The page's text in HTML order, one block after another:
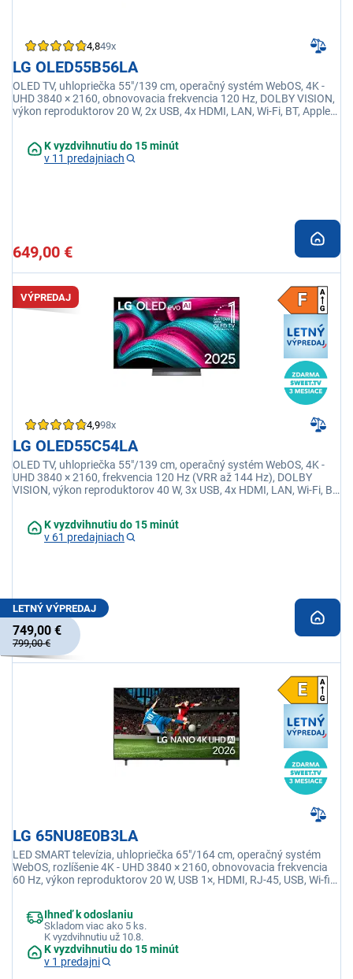
4,849x
LG OLED55B56LA
OLED TV, uhlopriečka 55"/139 cm, operačný systém WebOS, 4K -
UHD 3840 × 2160, obnovovacia frekvencia 120 Hz, DOLBY VISION,
výkon reproduktorov 20 W, 2x USB, 4x HDMI, LAN, Wi-Fi, BT, Apple
K vyzdvihnutiu do 15 minút
v 11 predajniach
649,00 €
VÝPREDAJ
4,998x
LG OLED55C54LA
OLED TV, uhlopriečka 55"/139 cm, operačný systém WebOS, 4K -
UHD 3840 × 2160, frekvencia 120 Hz (VRR až 144 Hz), DOLBY
VISION, výkon reproduktorov 40 W, 3x USB, 4x HDMI, LAN, Wi-Fi, BT,
K vyzdvihnutiu do 15 minút
v 61 predajniach
LETNÝ VÝPREDAJ
749,00 €
799,00 €
LG 65NU8E0B3LA
LED SMART televízia, uhlopriečka 65"/164 cm, operačný systém
WebOS, rozlíšenie 4K - UHD 3840 × 2160, obnovovacia frekvencia
60 Hz, výkon reproduktorov 20 W, USB 1×, HDMI, RJ-45, USB, Wi-fi
Ihneď k odoslaniu
Skladom viac ako 5 ks.
K vyzdvihnutiu už 10.8.
K vyzdvihnutiu do 15 minút
v 1 predajni